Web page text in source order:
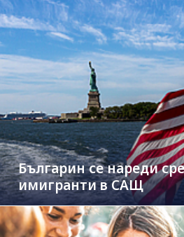
Българин се нареди
имигранти в САЩ